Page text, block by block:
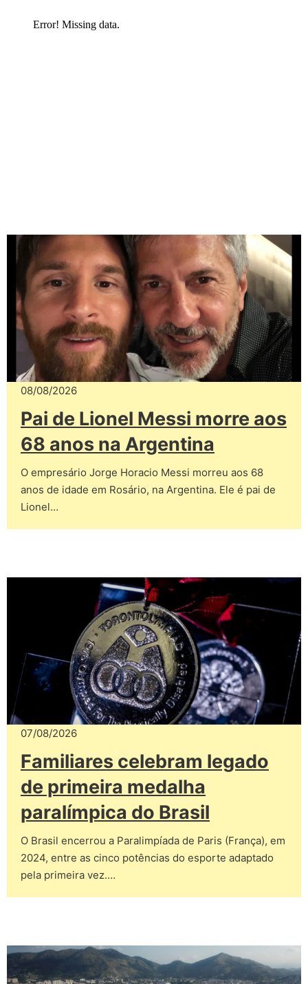
08/08/2026
Pai de Lionel Messi morre aos
68 anos na Argentina
O empresário Jorge Horacio Messi morreu aos 68
anos de idade em Rosário, na Argentina. Ele é pai de
Lionel…
07/08/2026
Familiares celebram legado
de primeira medalha
paralímpica do Brasil
O Brasil encerrou a Paralimpíada de Paris (França), em
2024, entre as cinco potências do esporte adaptado
pela primeira vez.…